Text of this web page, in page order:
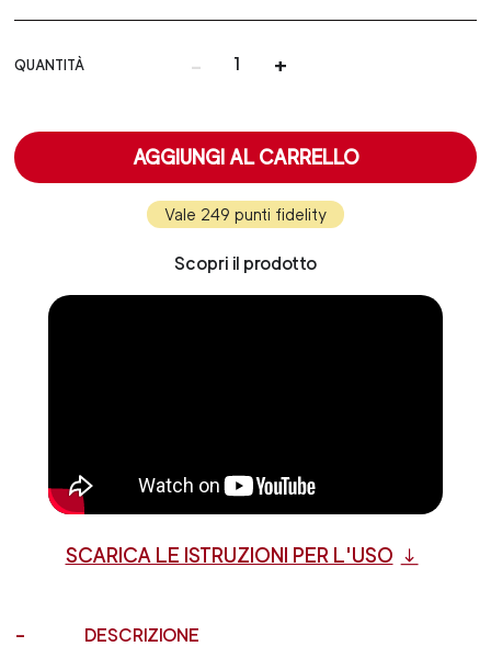
QUANTITÀ - +
AGGIUNGI AL CARRELLO
Vale 249 punti fidelity
Scopri il prodotto
SCARICA LE ISTRUZIONI PER L'USO
DESCRIZIONE